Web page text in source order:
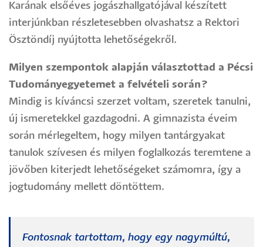
Karának elsőéves jogászhallgatójával készített
interjúnkban részletesebben olvashatsz a Rektori
Ösztöndíj nyújtotta lehetőségekről.
Milyen szempontok alapján választottad a Pécsi
Tudományegyetemet a felvételi során?
Mindig is kíváncsi szerzet voltam, szeretek tanulni,
új ismeretekkel gazdagodni. A gimnazista éveim
során mérlegeltem, hogy milyen tantárgyakat
tanulok szívesen és milyen foglalkozás teremtene a
jövőben kiterjedt lehetőségeket számomra, így a
jogtudomány mellett döntöttem.
Fontosnak tartottam, hogy egy nagymúltú,